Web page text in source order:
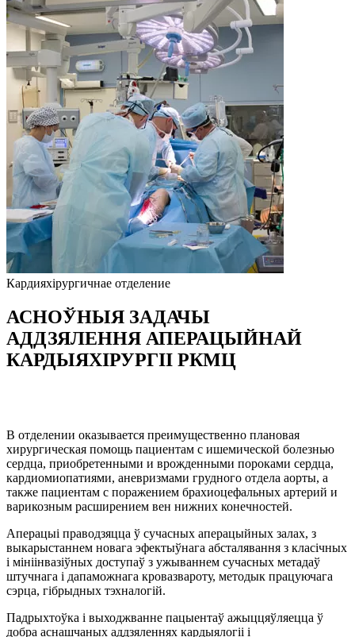
Кардияхiрургичнае отделение
АСНОЎНЫЯ ЗАДАЧЫ
АДДЗЯЛЕННЯ АПЕРАЦЫЙНАЙ
КАРДЫЯХІРУРГІІ РКМЦ
В отделении оказывается преимущественно плановая
хирургическая помощь пациентам с ишемической болезнью
сердца, приобретенными и врожденными пороками сердца,
кардиомиопатиями, аневризмами грудного отдела аорты, а
также пациентам с поражением брахиоцефальных артерий и
варикозным расширением вен нижних конечностей.
Аперацыі праводзяцца ў сучасных аперацыйных залах, з
выкарыстаннем новага эфектыўнага абсталявання з класічных
і мініінвазіўных доступаў з ужываннем сучасных метадаў
штучнага і дапаможнага кровазвароту, методык працуючага
сэрца, гібрыдных тэхналогій.
Падрыхтоўка і выходжванне пацыентаў ажыццяўляецца ў
добра аснашчаных аддзяленнях кардыялогіі і